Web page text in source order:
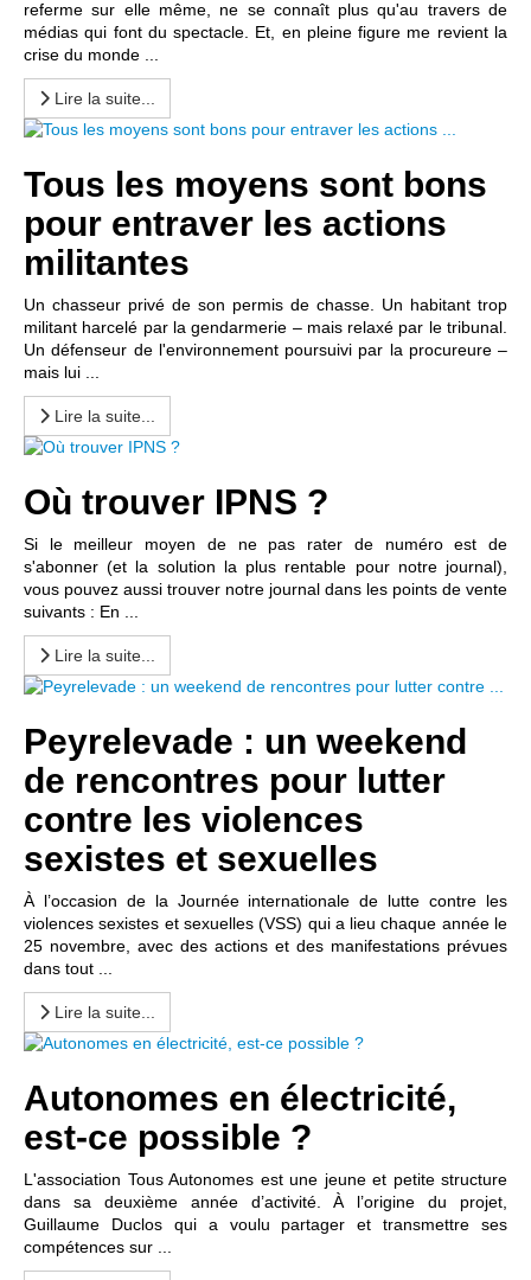
referme sur elle même, ne se connaît plus qu'au travers de
médias qui font du spectacle. Et, en pleine figure me revient la
crise du monde ...
Lire la suite...
Tous les moyens sont bons
pour entraver les actions
militantes
Un chasseur privé de son permis de chasse. Un habitant trop
militant harcelé par la gendarmerie – mais relaxé par le tribunal.
Un défenseur de l'environnement poursuivi par la procureure –
mais lui ...
Lire la suite...
Où trouver IPNS ?
Si le meilleur moyen de ne pas rater de numéro est de
s'abonner (et la solution la plus rentable pour notre journal),
vous pouvez aussi trouver notre journal dans les points de vente
suivants : En ...
Lire la suite...
Peyrelevade : un weekend
de rencontres pour lutter
contre les violences
sexistes et sexuelles
À l’occasion de la Journée internationale de lutte contre les
violences sexistes et sexuelles (VSS) qui a lieu chaque année le
25 novembre, avec des actions et des manifestations prévues
dans tout ...
Lire la suite...
Autonomes en électricité,
est-ce possible ?
L'association Tous Autonomes est une jeune et petite structure
dans sa deuxième année d’activité. À l’origine du projet,
Guillaume Duclos qui a voulu partager et transmettre ses
compétences sur ...